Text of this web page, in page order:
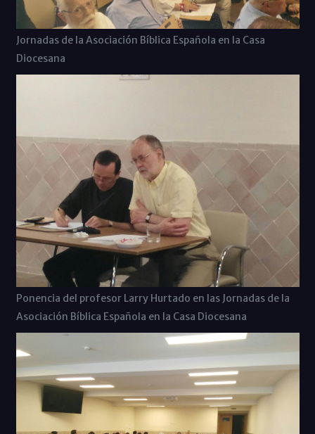
Jornadas de la Asociación Bíblica Española en la Casa
Diocesana
Ponencia del profesor Larry Hurtado en las Jornadas de la
Asociación Bíblica Española en la Casa Diocesana